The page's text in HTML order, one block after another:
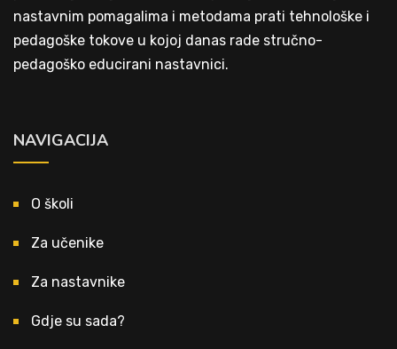
nastavnim pomagalima i metodama prati tehnološke i
pedagoške tokove u kojoj danas rade stručno-
pedagoško educirani nastavnici.
NAVIGACIJA
O školi
Za učenike
Za nastavnike
Gdje su sada?